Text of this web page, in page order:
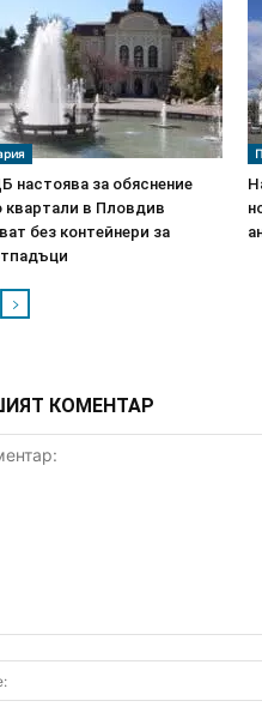
настоява за обяснение
квартали в Пловдив
без контейнери за
КОМЕНТАР